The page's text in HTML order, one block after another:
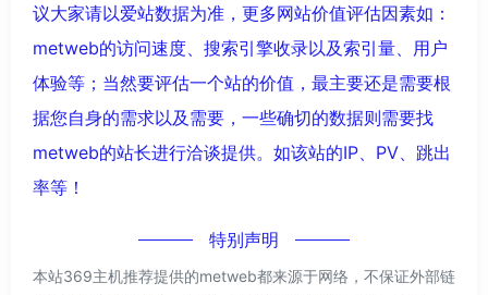
议大家请以爱站数据为准，更多网站价值评估因素如：
metweb的访问速度、搜索引擎收录以及索引量、用户
体验等；当然要评估一个站的价值，最主要还是需要根
据您自身的需求以及需要，一些确切的数据则需要找
metweb的站长进行洽谈提供。如该站的IP、PV、跳出
率等！
特别声明
本站369主机推荐提供的metweb都来源于网络，不保证外部链